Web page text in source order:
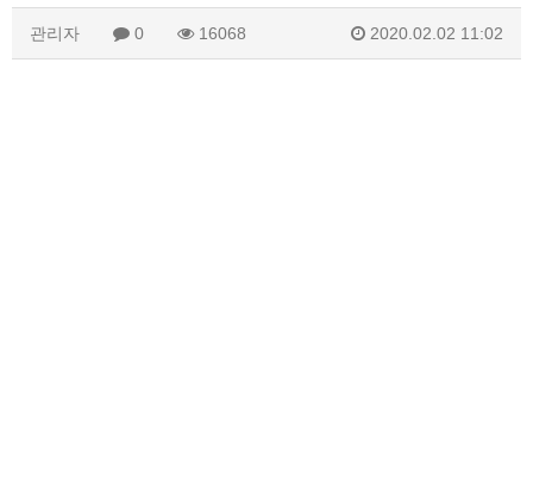
관리자 0 16068 2020.02.02 11:02